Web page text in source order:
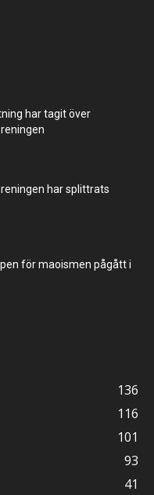
har tagit över
har splittrats
för maoismen pågått i
136
116
101
93
41